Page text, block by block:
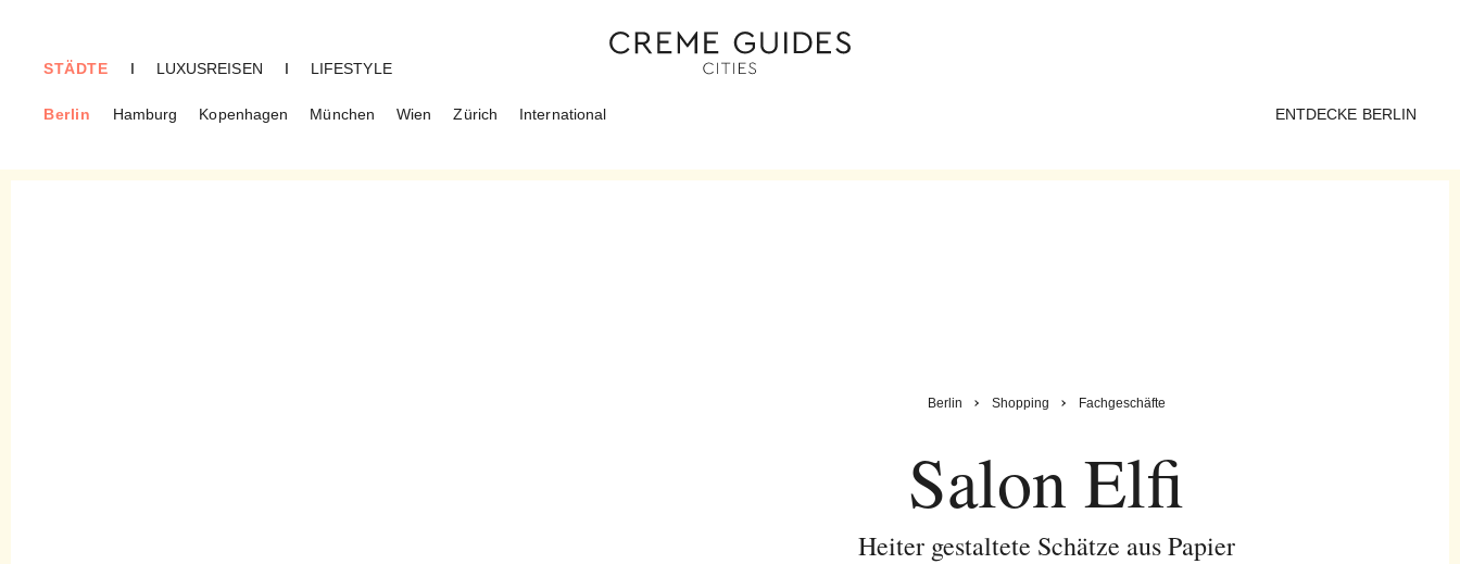
STÄDTE
Berlin Hamburg Kopenhagen München Wien Zürich International
I LUXUSREISEN I LIFESTYLE
ENTDECKE BERLIN
Berlin Shopping Fachgeschäfte
Salon Elfi
Heiter gestaltete Schätze aus Papier